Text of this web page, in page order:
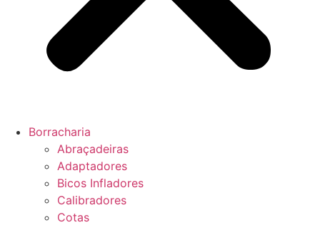
Borracharia
Abraçadeiras
Adaptadores
Bicos Infladores
Calibradores
Cotas